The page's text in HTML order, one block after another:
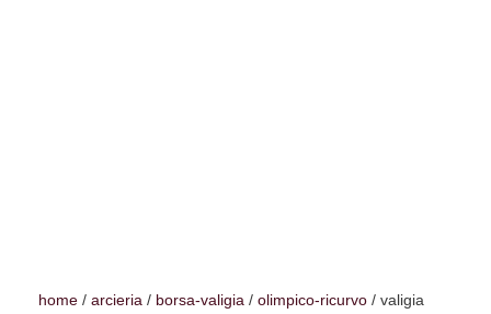
home / arcieria / borsa-valigia / olimpico-ricurvo / valigia